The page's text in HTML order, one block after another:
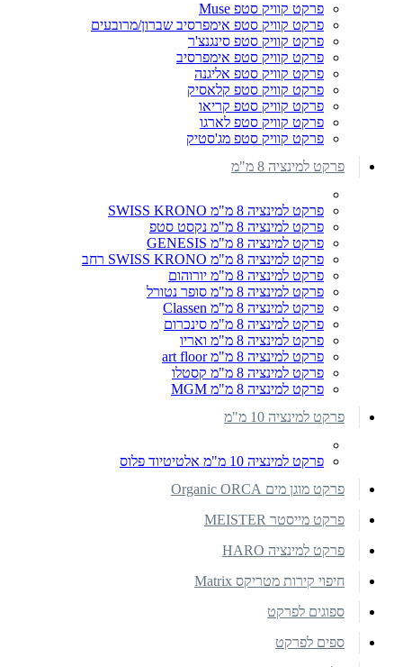
פרקט קוויק סטפ Muse
פרקט קוויק סטפ אימפרסיב שברון/מרובעים
פרקט קוויק סטפ סינגנצ'ר
פרקט קוויק סטפ אימפרסיב
פרקט קוויק סטפ אליגנה
פרקט קוויק סטפ קלאסיק
פרקט קוויק סטפ קריאו
פרקט קוויק סטפ לארגו
פרקט קוויק סטפ מג'סטיק
פרקט למינציה 8 מ"מ
פרקט למינציה 8 מ"מ SWISS KRONO
פרקט למינציה 8 מ"מ נקסט סטפ
פרקט למינציה 8 מ"מ GENESIS
פרקט למינציה 8 מ"מ SWISS KRONO רחב
פרקט למינציה 8 מ"מ יורוהום
פרקט למינציה 8 מ"מ סופר נטורל
פרקט למינציה 8 מ"מ Classen
פרקט למינציה 8 מ"מ סינכרום
פרקט למינציה 8 מ"מ ואריו
פרקט למינציה 8 מ"מ art floor
פרקט למינציה 8 מ"מ קסטלו
פרקט למינציה 8 מ"מ MGM
פרקט למינציה 10 מ"מ
פרקט למינציה 10 מ"מ אלטיטיוד פלוס
פרקט מוגן מים Organic ORCA
פרקט מייסטר MEISTER
פרקט למינציה HARO
חיפוי קירות מטריקס Matrix
ספוגים לפרקט
ספים לפרקט